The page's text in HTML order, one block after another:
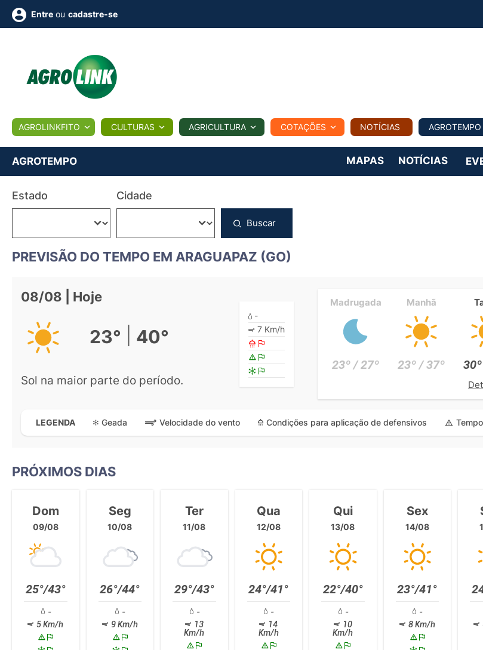
BIOLÓGICOS COTAÇÕES NOTÍCIAS AGROTEMPO REGIONAL COMERCIAL AGROVIAGENS
Conversor Colunistas Eventos
Vídeos
Entre ou cadastre-se
AGROLINKFITO CULTURAS AGRICULTURA COTAÇÕES NOTÍCIAS AGROTEMPO
AGROTEMPO MAPAS NOTÍCIAS
Estado Cidade
Buscar
PREVISÃO DO TEMPO EM ARAGUAPAZ (GO)
08/08 | Hoje
23° 40°
Sol na maior parte do período.
-
7 Km/h
Madrugada
23º / 27º
Manhã
23º / 37º
LEGENDA Geada Velocidade do vento Condições para aplicação de defensivos
PRÓXIMOS DIAS
Dom
09/08
25°/43°
-
5 Km/h
Seg
10/08
26°/44°
-
9 Km/h
Ter
11/08
29°/43°
-
13
Km/h
Qua
12/08
24°/41°
-
14
Km/h
Qui
13/08
22°/40°
-
10
Km/h
Sex
14/08
23°/41°
-
8 Km/h